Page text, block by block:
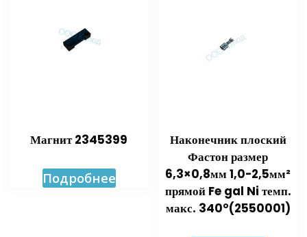
Магнит 2345399
Подробнее
Наконечник плоский
Фастон размер
6,3×0,8мм 1,0-2,5мм²
прямой Fe gal Ni темп.
макс. 340°(2550001)